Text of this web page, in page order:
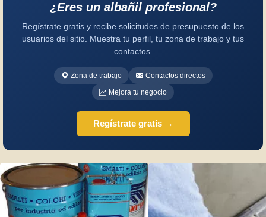
¿Eres un albañil profesional?
Regístrate gratis y recibe solicitudes de presupuesto de los
usuarios del sitio. Muestra tu perfil, tu zona de trabajo y tus
contactos.
Zona de trabajo
Contactos directos
Mejora tu negocio
Regístrate gratis →